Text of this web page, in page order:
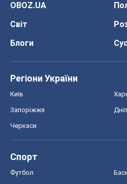
OBOZ.UA
Світ
Блоги
Регіони України
Київ
Запоріжжя
Черкаси
Спорт
Футбол